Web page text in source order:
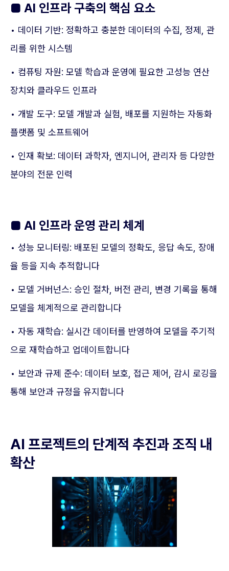
■ AI 인프라 구축의 핵심 요소
• 데이터 기반: 정확하고 충분한 데이터의 수집, 정제, 관
리를 위한 시스템
• 컴퓨팅 자원: 모델 학습과 운영에 필요한 고성능 연산
장치와 클라우드 인프라
• 개발 도구: 모델 개발과 실험, 배포를 지원하는 자동화
플랫폼 및 소프트웨어
• 인재 확보: 데이터 과학자, 엔지니어, 관리자 등 다양한
분야의 전문 인력
■ AI 인프라 운영 관리 체계
• 성능 모니터링: 배포된 모델의 정확도, 응답 속도, 장애
율 등을 지속 추적합니다
• 모델 거버넌스: 승인 절차, 버전 관리, 변경 기록을 통해
모델을 체계적으로 관리합니다
• 자동 재학습: 실시간 데이터를 반영하여 모델을 주기적
으로 재학습하고 업데이트합니다
• 보안과 규제 준수: 데이터 보호, 접근 제어, 감시 로깅을
통해 보안과 규정을 유지합니다
AI 프로젝트의 단계적 추진과 조직 내
확산